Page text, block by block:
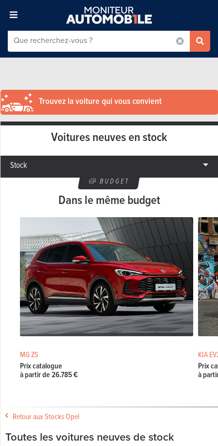
Trouvez la voiture qui vous convient
Voitures neuves en stock
Stock
BUDGET
Dans le même budget
MG ZS
Prix catalogue
à partir de 26.785 €
KIA
Prix
à
Retour aux Stocks Opel
Toutes les voitures neuves de stock